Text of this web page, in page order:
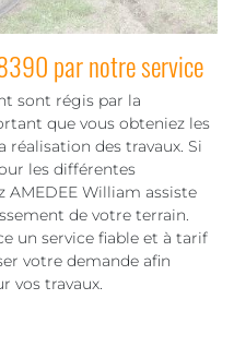
par notre service
sont régis par la
que vous obteniez les
des travaux. Si
les différentes
AMEDEE William assiste
de votre terrain.
un service fiable et à tarif
votre demande afin
vos travaux.